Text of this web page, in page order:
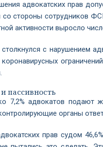
адвокатских прав
со стороны сотрудников
активности выросло
столкнулся с нарушением
пассивность
7,2% адвокатов подают
органы
прав судом